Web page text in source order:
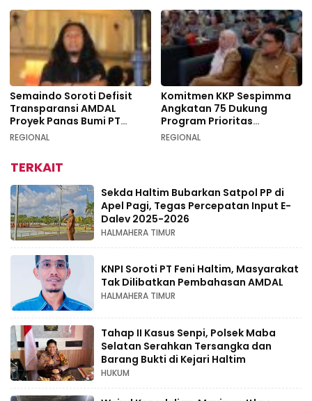
Semaindo Soroti Defisit
Transparansi AMDAL
Proyek Panas Bumi PT
Geodipa Energi di
REGIONAL
Komitmen KKP Sespimma
Angkatan 75 Dukung
Program Prioritas
Swasembada Pangan
REGIONAL
TERKAIT
Sekda Haltim Bubarkan Satpol PP di
Apel Pagi, Tegas Percepatan Input E-
Dalev 2025-2026
HALMAHERA TIMUR
KNPI Soroti PT Feni Haltim, Masyarakat
Tak Dilibatkan Pembahasan AMDAL
HALMAHERA TIMUR
Tahap II Kasus Senpi, Polsek Maba
Selatan Serahkan Tersangka dan
Barang Bukti di Kejari Haltim
HUKUM